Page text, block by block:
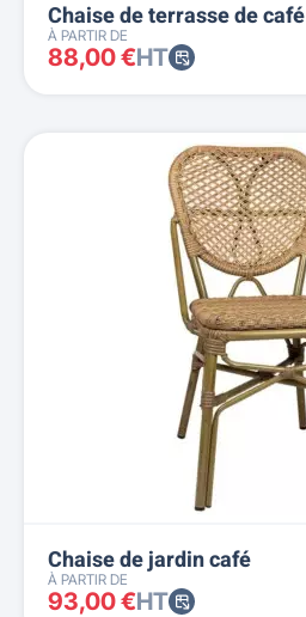
Chaise de terrasse de café
À PARTIR DE
88,00 €HT
Chaise de jardin café
À PARTIR DE
93,00 €HT